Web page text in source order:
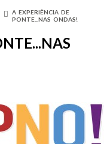
A EXPERIÊNCIA DE
PONTE...NAS ONDAS!